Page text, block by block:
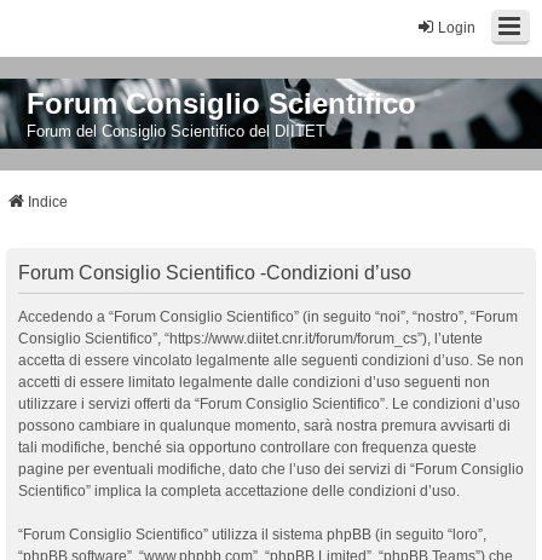
Login
Forum Consiglio Scientifico
Forum del Consiglio Scientifico del DIITET
Indice
Forum Consiglio Scientifico -Condizioni d’uso
Accedendo a “Forum Consiglio Scientifico” (in seguito “noi”, “nostro”, “Forum
Consiglio Scientifico”, “https://www.diitet.cnr.it/forum/forum_cs”), l’utente
accetta di essere vincolato legalmente alle seguenti condizioni d’uso. Se non
accetti di essere limitato legalmente dalle condizioni d’uso seguenti non
utilizzare i servizi offerti da “Forum Consiglio Scientifico”. Le condizioni d’uso
possono cambiare in qualunque momento, sarà nostra premura avvisarti di
tali modifiche, benché sia opportuno controllare con frequenza queste
pagine per eventuali modifiche, dato che l’uso dei servizi di “Forum Consiglio
Scientifico” implica la completa accettazione delle condizioni d’uso.
“Forum Consiglio Scientifico” utilizza il sistema phpBB (in seguito “loro”,
“phpBB software”, “www.phpbb.com”, “phpBB Limited”, “phpBB Teams”) che